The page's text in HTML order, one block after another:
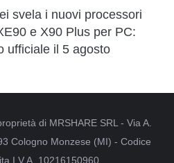
svela i nuovi processori
e X90 Plus per PC:
ufficiale il 5 agosto
di MRSHARE SRL - Via A.
Cologno Monzese (MI) - Codice
I.V.A. 10216150960